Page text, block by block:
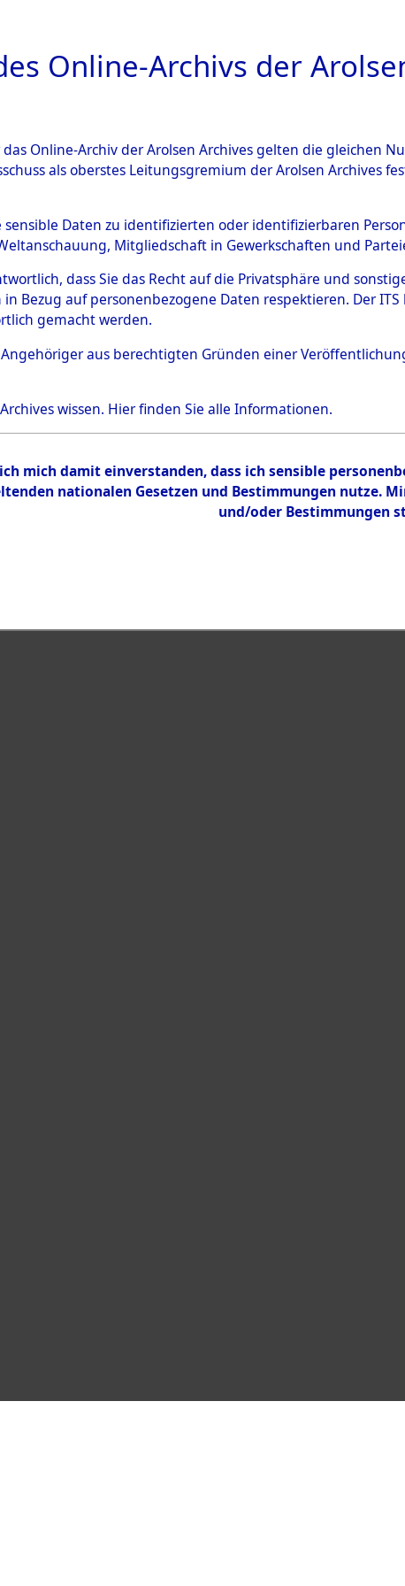
ARCHIVALE ÜBERSICHT BILD
0003 (108014839)
Person STAWIARZ,
Bestand
Online-Archivs der
Online-Archiv der Arolsen Archives gelten die gleichen
als oberstes Leitungsgremium der Arolsen Archives
sensible Daten zu identifizierten oder identifizierbaren
Mitgliedschaft in Gewerkschaften und
dass Sie das Recht auf die Privatsphäre und
Bezug auf personenbezogene Daten respektieren. Der
gemacht werden.
Angehöriger aus berechtigten Gründen einer
wissen. Hierfinden Sie alle Informationen.
mich damit einverstanden, dass ich sensible
nationalen Gesetzen und Bestimmungen nutze.
und/oder Bestimmungen